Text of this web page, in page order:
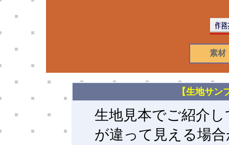
素材
【生地サ
生地見本でご紹介
が違って見える場